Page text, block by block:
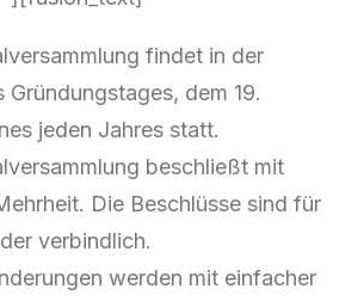
findet in der
Gründungstages, dem 19.
jeden Jahres statt.
beschließt mit
Die Beschlüsse sind für
verbindlich.
werden mit einfacher